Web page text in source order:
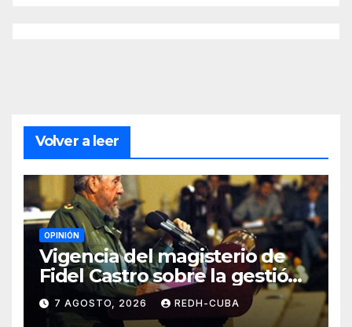
Volver a leer
OPINIÓN
Vigencia del magisterio de
Fidel Castro sobre la gestión
del liderazgo revolucionario.
Por Jorge Luís Guach Estévez
7 AGOSTO, 2026 REDH-CUBA